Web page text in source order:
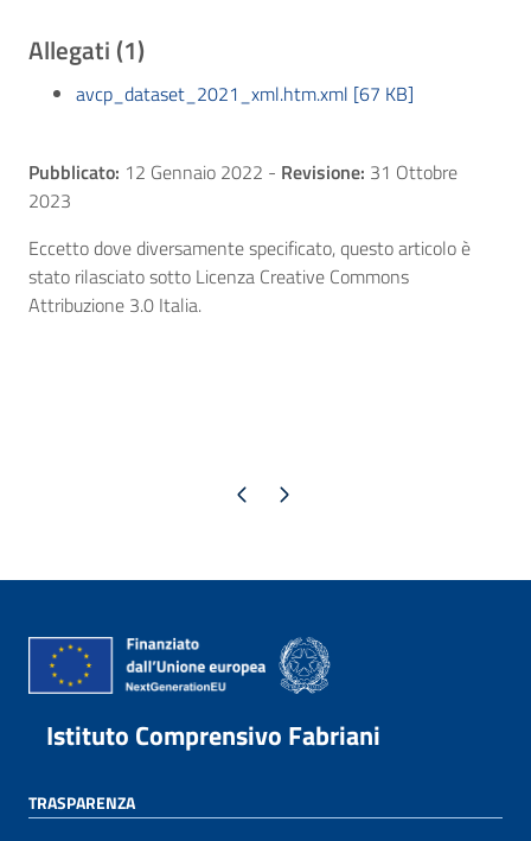
Allegati (1)
avcp_dataset_2021_xml.htm.xml [67 KB]
Pubblicato: 12 Gennaio 2022 - Revisione: 31 Ottobre
2023
Eccetto dove diversamente specificato, questo articolo è
stato rilasciato sotto Licenza Creative Commons
Attribuzione 3.0 Italia.
Pagina precedente
Pagina successiva
Istituto Comprensivo Fabriani
TRASPARENZA